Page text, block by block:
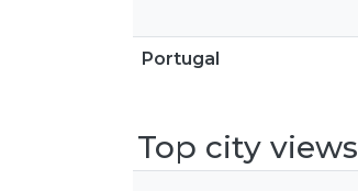
Portugal
Top city views